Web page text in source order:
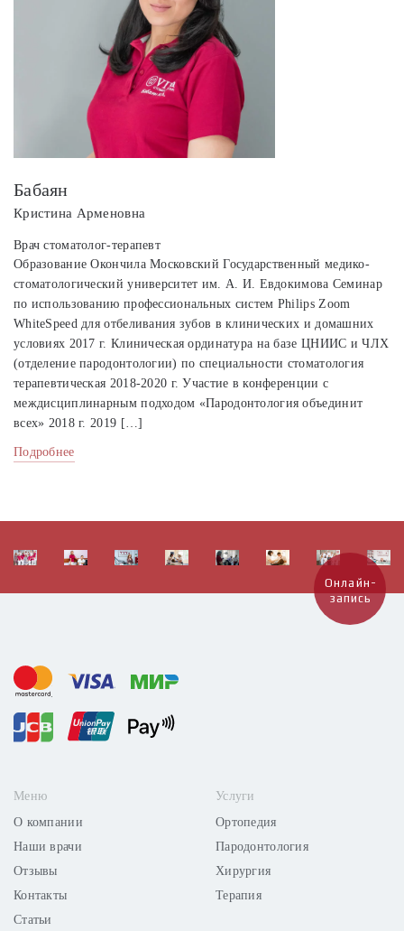
Бабаян
Кристина Арменовна
Врач стоматолог-терапевт
Образование Окончила Московский Государственный медико-
стоматологический университет им. А. И. Евдокимова Семинар
по использованию профессиональных систем Philips Zoom
WhiteSpeed для отбеливания зубов в клинических и домашних
условиях 2017 г. Клиническая ординатура на базе ЦНИИС и ЧЛХ
(отделение пародонтологии) по специальности стоматология
терапевтическая 2018-2020 г. Участие в конференции с
междисциплинарным подходом «Пародонтология объединит
всех» 2018 г. 2019 […]
Подробнее
Меню
О компании
Наши врачи
Отзывы
Контакты
Статьи
Услуги
Ортопедия
Пародонтология
Хирургия
Терапия
Онлайн-
запись